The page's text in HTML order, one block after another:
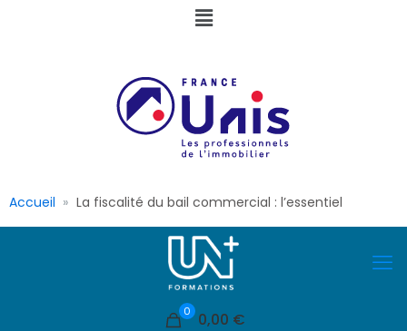
Accueil La fiscalité du bail commercial : l’essentiel
0 0,00 €